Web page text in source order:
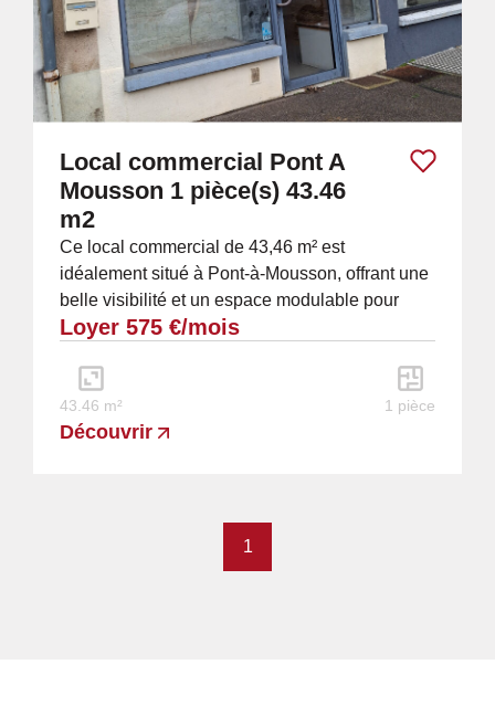
Local commercial Pont A
Mousson 1 pièce(s) 43.46
m2
Ce local commercial de 43,46 m² est
idéalement situé à Pont-à-Mousson, offrant une
belle visibilité et un espace modulable pour
différents types d'activités. Il se compose
Loyer 575 €/mois
43.46 m² 1 pièce
Découvrir
1